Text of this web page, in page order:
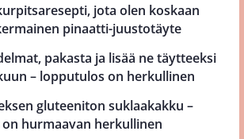
jota olen koskaan
pinaatti-juustotäyte
pakasta ja lisää ne täytteeksi
– lopputulos on herkullinen
gluteeniton suklaakakku –
hurmaavan herkullinen